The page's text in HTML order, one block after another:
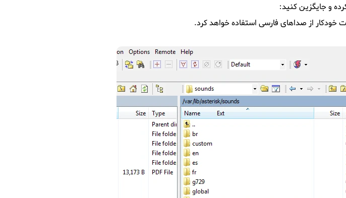
و جایگزین کنید:
خودکار از صداهای فارسی استفاده خواهد کرد.